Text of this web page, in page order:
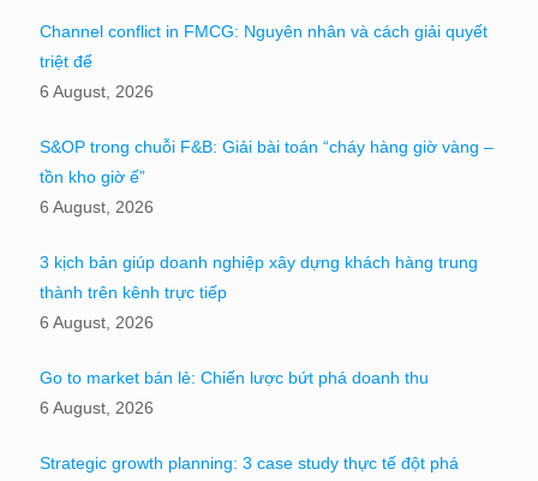
Channel conflict in FMCG: Nguyên nhân và cách giải quyết
triệt để
6 August, 2026
S&OP trong chuỗi F&B: Giải bài toán “cháy hàng giờ vàng –
tồn kho giờ ế”
6 August, 2026
3 kịch bản giúp doanh nghiệp xây dựng khách hàng trung
thành trên kênh trực tiếp
6 August, 2026
Go to market bán lẻ: Chiến lược bứt phá doanh thu
6 August, 2026
Strategic growth planning: 3 case study thực tế đột phá